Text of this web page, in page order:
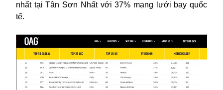
nhất tại Tân Sơn Nhất với 37% mạng lưới bay quốc
tế.